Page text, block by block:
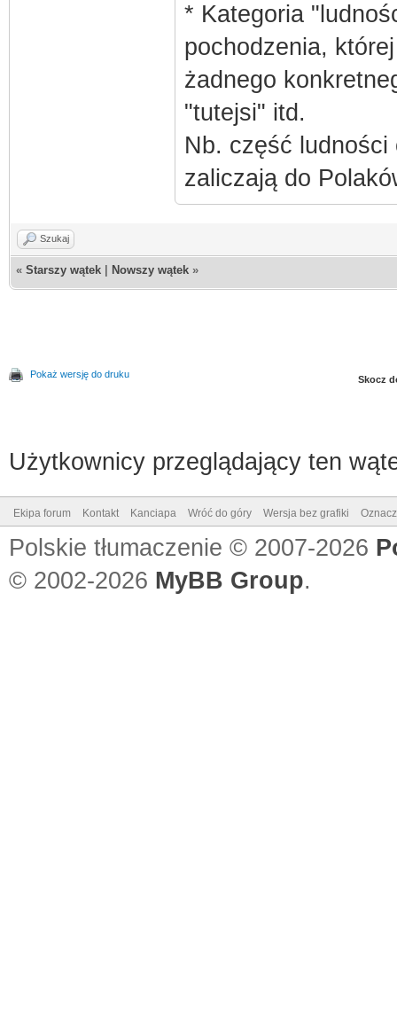
* Kategoria
pochodzenia,
żadnego
"tutejsi" itd.
Nb. część ludności
zaliczają do
Szukaj
« Starszy wątek Nowszy wątek »
Pokaż wersję do druku Skocz
Użytkownicy przeglądający ten
Ekipa forum Kontakt Kanciapa Wróć do góry Wersja bez grafiki
Polskie tłumaczenie © 2007-2026
© 2002-2026 MyBB Group.